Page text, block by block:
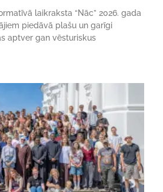
laikraksta “Nāc” 2026. gada
piedāvā plašu un garīgi
aptver gan vēsturiskus